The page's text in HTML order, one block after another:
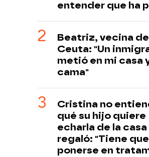
entender que ha
Beatriz, vecina de
Ceuta: "Un
metió en mi casa
cama"
Cristina no
qué su hijo quiere
echarla de la casa
regaló: "Tiene que
ponerse en